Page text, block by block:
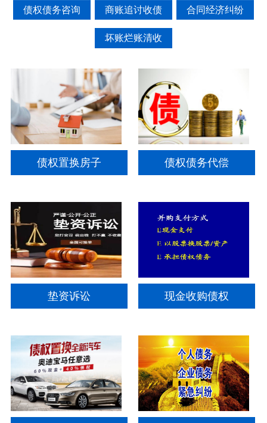
债权债务咨询 商账追讨收债 合同经济纠纷
坏账烂账清收
债权置换房子 债权债务代偿
垫资诉讼 现金收购债权